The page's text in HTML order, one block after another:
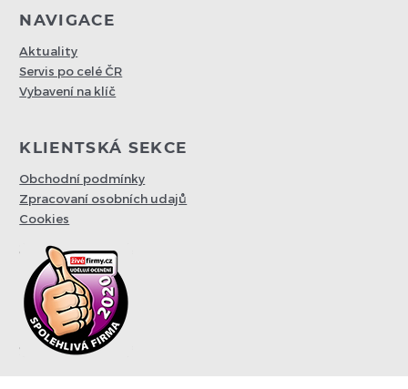
NAVIGACE
Aktuality
Servis po celé ČR
Vybavení na klíč
KLIENTSKÁ SEKCE
Obchodní podmínky
Zpracovaní osobních udajů
Cookies